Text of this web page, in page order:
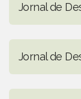
Jornal de
Jornal de